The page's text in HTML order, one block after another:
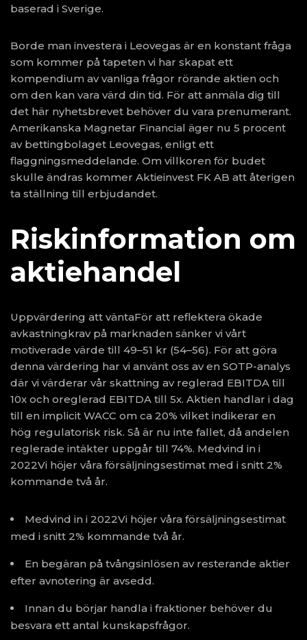
baserad i Sverige.
Borde man investera i Leovegas är en konstant fråga
som kommer på tapeten vi har skapat ett
kompendium av vanliga frågor rörande aktien och
om den kan vara värd din tid. För att anmäla dig till
det här nyhetsbrevet behöver du vara prenumerant.
Amerikanska Magnetar Financial äger nu 5 procent
av bettingbolaget Leovegas, enligt ett
flaggningsmeddelande. Om villkoren för budet
skulle ändras kommer Aktieinvest FK AB att återigen
ta ställning till erbjudandet.
Riskinformation om
aktiehandel
Uppvärdering att väntaFör att reflektera ökade
avkastningkrav på marknaden sänker vi vårt
motiverade värde till 49–51 kr (54–56). För att göra
denna värdering har vi använt oss av en SOTP-analys
där vi värderar vår skattning av reglerad EBITDA till
10x och oreglerad EBITDA till 5x. Aktien handlar i dag
till en implicit WACC om ca 20% vilket indikerar en
hög regulatorisk risk. Så är nu inte fallet, då andelen
reglerade intäkter uppgår till 74%. Medvind in i
2022Vi höjer våra försäljningsestimat med i snitt 2%
kommande två år.
Medvind in i 2022Vi höjer våra försäljningsestimat
med i snitt 2% kommande två år.
En begäran på tvångsinlösen av resterande aktier
efter avnotering är avsedd.
Innan du börjar handla i fraktioner behöver du
besvara ett antal kunskapsfrågor.